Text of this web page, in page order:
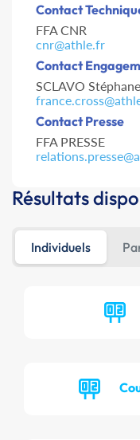
Contact
FFA CNR
cnr@athle.fr
Contact
SCLAVO Stéphane
Contact Presse
FFA PRESSE
Résultats
Individuels